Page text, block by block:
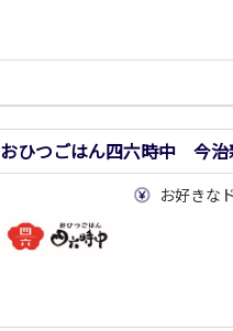
おひつごはん四六時中 今治
お好きな